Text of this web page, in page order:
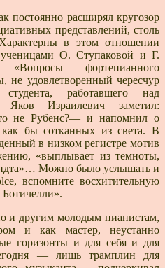
постоянно расширял кругозор
пред­ставлений, столь
в этом отношении
О. Ступаковой и Г.
фортепианного
не удовлетворенный чересчур
работавшего над
Яков Израилевич заметил:
не Ру­бенс?— и напомнил о
как бы сотканных из света. В
в низком регистре мотив
«выплывает из темноты,
Можно было услышать и
вспомните восхититель­ную
и другим молодым пианистам,
и как мастер, неустанно
горизонты и для себя и для
— лишь трамплин для